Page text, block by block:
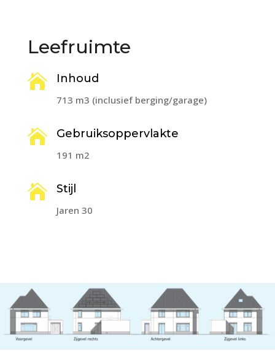
Leefruimte
 Inhoud
713 m3 (inclusief berging/garage)
 Gebruiksoppervlakte
191 m2
 Stijl
Jaren 30